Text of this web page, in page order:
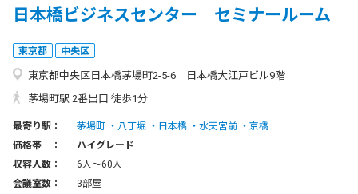
日本橋ビジネスセンター セミナールーム
東京都 中央区
東京都中央区日本橋茅場町2-5-6 日本橋大江戸ビル9階
茅場町駅 2番出口 徒歩1分
最寄り駅： 茅場町 八丁堀 日本橋 水天宮前
京橋
価格帯 ：
ハイグレード
収容人数：
6人〜60人
会議室数：
3部屋